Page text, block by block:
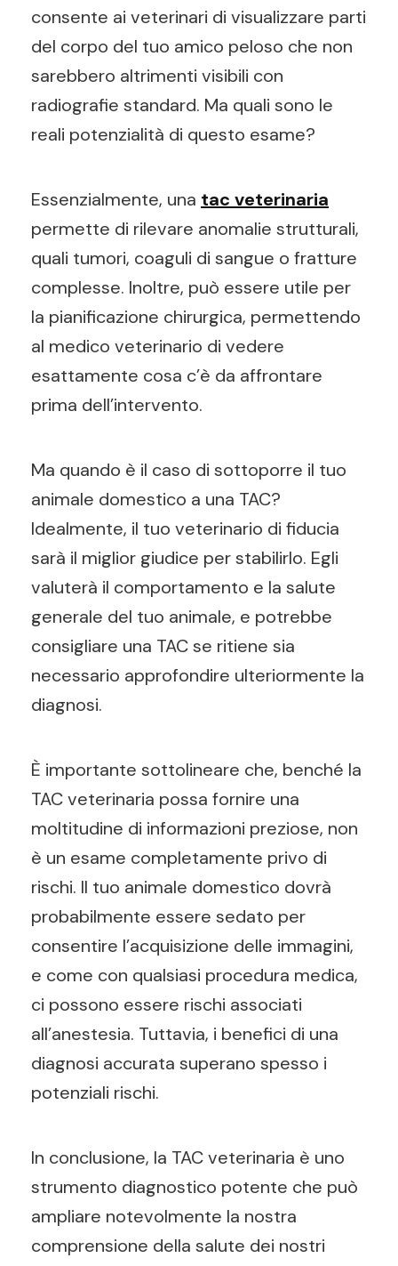
consente ai veterinari di visualizzare parti
del corpo del tuo amico peloso che non
sarebbero altrimenti visibili con
radiografie standard. Ma quali sono le
reali potenzialità di questo esame?
Essenzialmente, una tac veterinaria
permette di rilevare anomalie strutturali,
quali tumori, coaguli di sangue o fratture
complesse. Inoltre, può essere utile per
la pianificazione chirurgica, permettendo
al medico veterinario di vedere
esattamente cosa c’è da affrontare
prima dell’intervento.
Ma quando è il caso di sottoporre il tuo
animale domestico a una TAC?
Idealmente, il tuo veterinario di fiducia
sarà il miglior giudice per stabilirlo. Egli
valuterà il comportamento e la salute
generale del tuo animale, e potrebbe
consigliare una TAC se ritiene sia
necessario approfondire ulteriormente la
diagnosi.
È importante sottolineare che, benché la
TAC veterinaria possa fornire una
moltitudine di informazioni preziose, non
è un esame completamente privo di
rischi. Il tuo animale domestico dovrà
probabilmente essere sedato per
consentire l’acquisizione delle immagini,
e come con qualsiasi procedura medica,
ci possono essere rischi associati
all’anestesia. Tuttavia, i benefici di una
diagnosi accurata superano spesso i
potenziali rischi.
In conclusione, la TAC veterinaria è uno
strumento diagnostico potente che può
ampliare notevolmente la nostra
comprensione della salute dei nostri